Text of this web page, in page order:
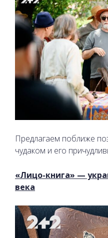
Предлагаем поближе
чудаком и его
«Лицо-книга» —
века